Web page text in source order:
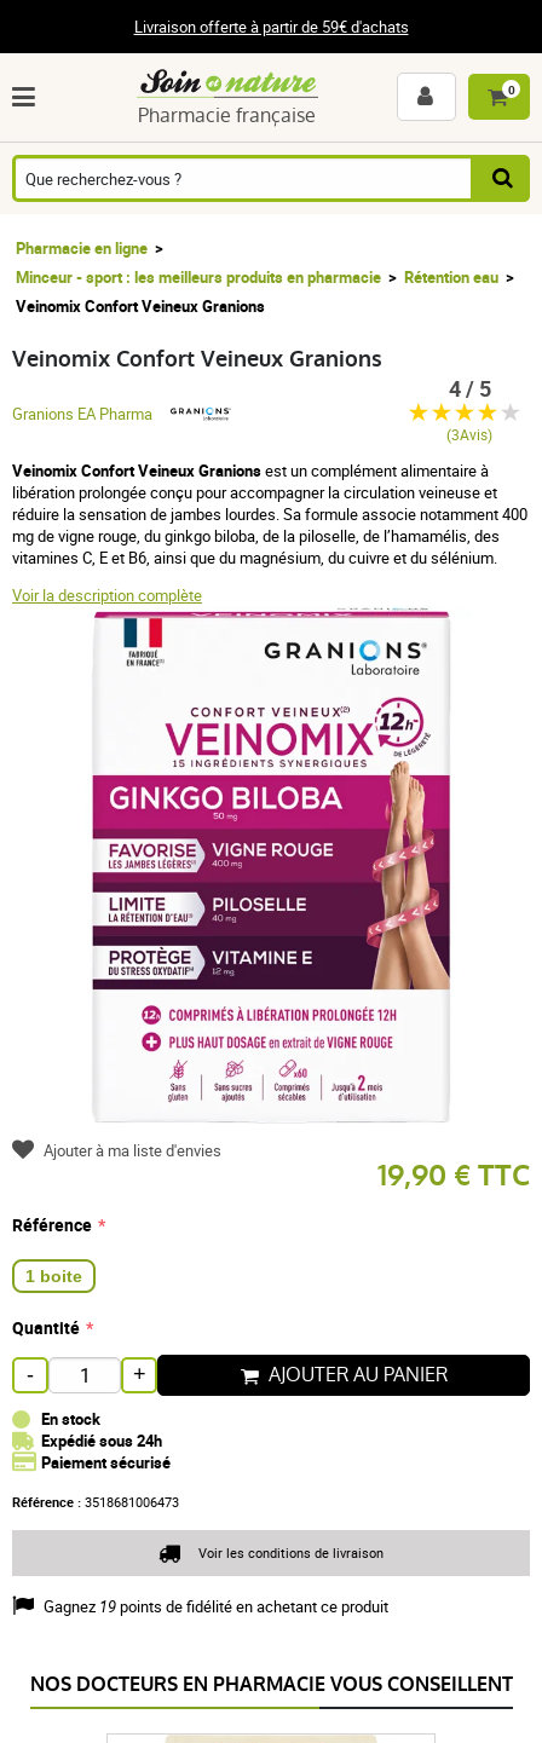
Livraison offerte à partir de 59€ d'achats
Pharmacie française
0
Pharmacie en ligne
Minceur - sport : les meilleurs produits en pharmacie
Rétention eau
Veinomix Confort Veineux Granions
Veinomix Confort Veineux Granions
Granions EA Pharma
Veinomix Confort Veineux Granionsest un complément alimentaire à
libération prolongée conçu pour accompagner la circulation veineuse et
réduire la sensation de jambes lourdes. Sa formule associe notamment 400
mg de vigne rouge, du ginkgo biloba, de la piloselle, de l’hamamélis, des
vitamines C, E et B6, ainsi que du magnésium, du cuivre et du sélénium.
Voir la description complète
19,90 € TTC
Référence
1 boite
Quantité
- + AJOUTER AU PANIER
En stock
Expédié sous 24h
Paiement sécurisé
Référence : 3518681006473
Gagnez 19points de fidélité en achetant ce produit
4 / 5
(3Avis)
Ajouter à ma liste d'envies
Voir les conditions de livraison
NOS DOCTEURS EN PHARMACIE VOUS CONSEILLENT